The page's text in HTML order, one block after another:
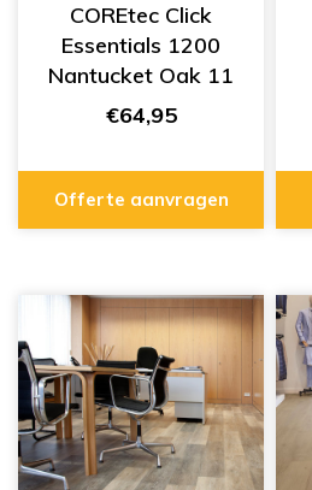
COREtec Click
Essentials 1200
Nantucket Oak 11
50 LVP 211
€64,95
Offerte aanvragen